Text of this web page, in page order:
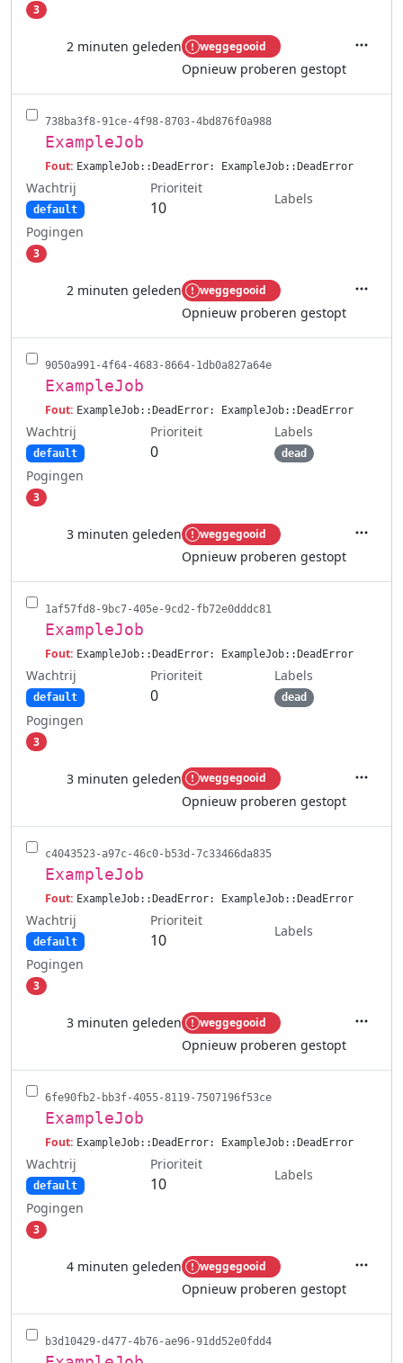
3
2 minuten geleden weggegooid
Opnieuw proberen gestopt
738ba3f8-91ce-4f98-8703-4bd876f0a988
ExampleJob
Fout: ExampleJob::DeadError: ExampleJob::DeadError
Wachtrij
default
Prioriteit
10
Labels
Pogingen
3
2 minuten geleden weggegooid
Opnieuw proberen gestopt
9050a991-4f64-4683-8664-1db0a827a64e
ExampleJob
Fout: ExampleJob::DeadError: ExampleJob::DeadError
Wachtrij
default
Prioriteit
0
Labels
dead
Pogingen
3
3 minuten geleden weggegooid
Opnieuw proberen gestopt
1af57fd8-9bc7-405e-9cd2-fb72e0dddc81
ExampleJob
Fout: ExampleJob::DeadError: ExampleJob::DeadError
Wachtrij
default
Prioriteit
0
Labels
dead
Pogingen
3
3 minuten geleden weggegooid
Opnieuw proberen gestopt
c4043523-a97c-46c0-b53d-7c33466da835
ExampleJob
Fout: ExampleJob::DeadError: ExampleJob::DeadError
Wachtrij
default
Prioriteit
10
Labels
Pogingen
3
3 minuten geleden weggegooid
Opnieuw proberen gestopt
6fe90fb2-bb3f-4055-8119-7507196f53ce
ExampleJob
Fout: ExampleJob::DeadError: ExampleJob::DeadError
Wachtrij
default
Prioriteit
10
Labels
Pogingen
3
4 minuten geleden weggegooid
Opnieuw proberen gestopt
b3d10429-d477-4b76-ae96-91dd52e0fdd4